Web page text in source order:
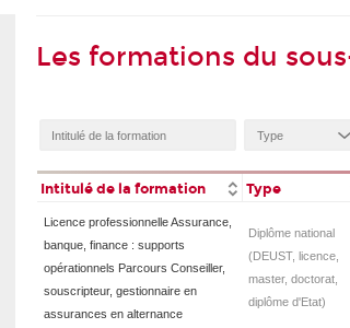
Les formations du
Intitulé de la formation Type
Licence professionnelle Assurance,
banque, finance : supports
opérationnels Parcours Conseiller,
souscripteur, gestionnaire en
assurances en alternance
Diplôme national
(DEUST, licence,
master, doctorat,
diplôme d'Etat)